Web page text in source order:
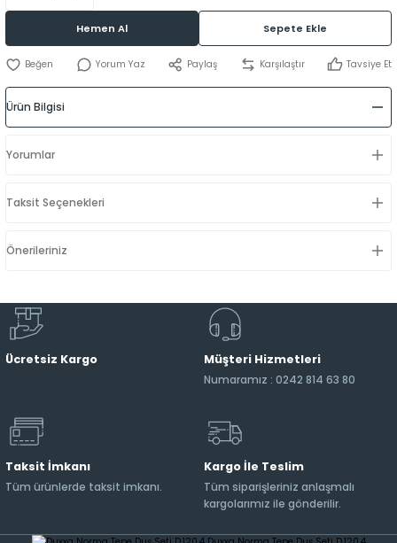
Hemen Al Sepete Ekle
Yorum Yaz Paylaş Karşılaştır Tavsiye Et
Ürün Bilgisi
Yorumlar
Taksit Seçenekleri
Önerileriniz
Ücretsiz Kargo Müşteri Hizmetleri
Numaramız : 0242 814 63 80
Taksit İmkanı
Tüm ürünlerde taksit imkanı.
Kargo İle Teslim
Tüm siparişleriniz anlaşmalı
kargolarımız ile gönderilir.